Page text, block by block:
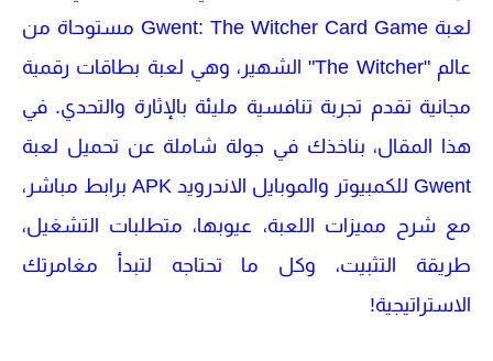
لعبة Gwent: The Witcher Card Game مستوحاة من
عالم "The Witcher" الشهير، وهي لعبة بطاقات رقمية
مجانية تقدم تجربة تنافسية مليئة بالإثارة والتحدي. في
هذا المقال، بناخذك في جولة شاملة عن تحميل لعبة
Gwent للكمبيوتر والموبايل الاندرويد APK برابط مباشر
،
مع شرح مميزات اللعبة، عيوبها، متطلبات التشغيل،
طريقة التثبيت، وكل ما تحتاجه لتبدأ مغامرتك
الاستراتيجية!